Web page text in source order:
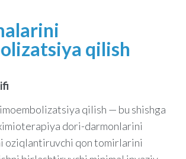
qilish
qilish — bu shishga
ximioterapiya dori-darmonlarini
oziqlantiruvchi qon tomirlarini